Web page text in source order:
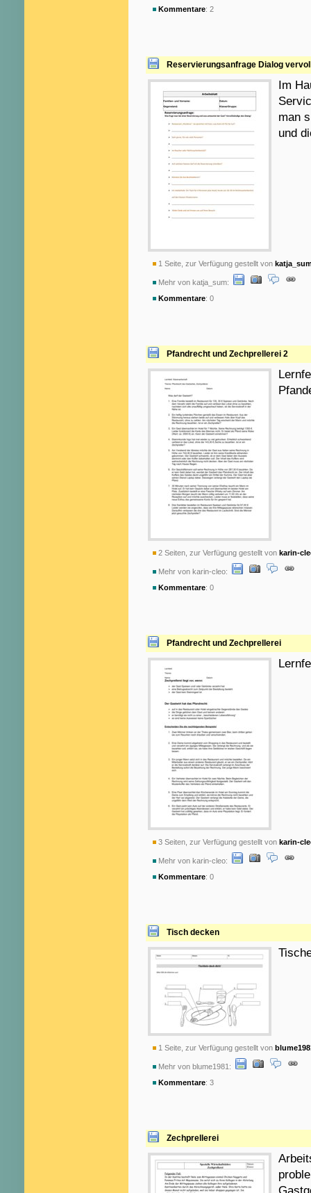
Kommentare: 2
Reservierungsanfrage Dialog
Im
man
und
1 Seite, zur Verfügung gestellt von
Mehr von katja_sum:
Kommentare: 0
Pfandrecht und Zechprellerei 2
2 Seiten, zur Verfügung gestellt von karin-
Mehr von karin-cleo:
Kommentare: 0
Pfandrecht und Zechprellerei
3 Seiten, zur Verfügung gestellt von karin-
Mehr von karin-cleo:
Kommentare: 0
Tisch decken
1 Seite, zur Verfügung gestellt von
Mehr von blume1981:
Kommentare: 3
Zechprellerei